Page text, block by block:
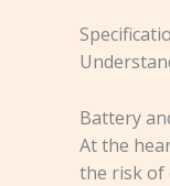
Battery
At the
the risk of